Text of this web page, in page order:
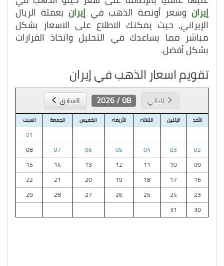
إيرانوسعر أونصة الذهب في إيرانبعملة الريال
الإيراني, حيث يمكنك الاطلاع على الاسعار بشكل
مباشر مما يساعدك في التحليل واتخاذ القرارات
بشكل أفضل.
تقويم اسعار الذهب في إيران
التالي 08 / 2026 السابق
الأحد الإثنين الثلاثاء الأربعاء الخميس الجمعة السبت
01
02
03
04
05
06
07
08
09
10
11
12
13
14
15
16
17
18
19
20
21
22
23
24
25
26
27
28
29
30
31